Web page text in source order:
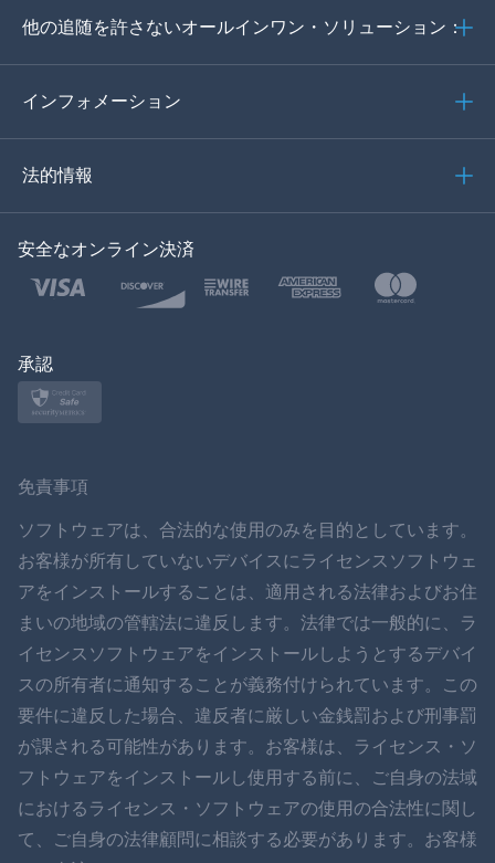
イタリア語
トルコ語
ポーランド語
ภาษาไทย
简体中文
ダンスク
हिंदी
עברית
ロマン
他の追随を許さないオールインワン・ソリューション：
インフォメーション
法的情報
安全なオンライン決済
承認
免責事項
ソフトウェアは、合法的な使用のみを目的としています。
お客様が所有していないデバイスにライセンスソフトウェ
アをインストールすることは、適用される法律およびお住
まいの地域の管轄法に違反します。法律では一般的に、ラ
イセンスソフトウェアをインストールしようとするデバイ
スの所有者に通知することが義務付けられています。この
要件に違反した場合、違反者に厳しい金銭罰および刑事罰
が課される可能性があります。お客様は、ライセンス・ソ
フトウェアをインストールし使用する前に、ご自身の法域
におけるライセンス・ソフトウェアの使用の合法性に関し
て、ご自身の法律顧問に相談する必要があります。お客様